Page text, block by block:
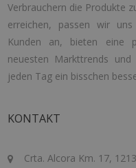
Verbrauchern die Produkte
erreichen, passen wir
Kunden an, bieten eine
neuesten Markttrends
jeden Tag ein bisschen
KONTAKT
Crta. Alcora Km. 17,